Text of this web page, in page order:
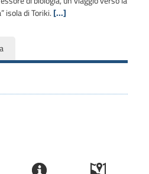
isola di Toriki. [...]